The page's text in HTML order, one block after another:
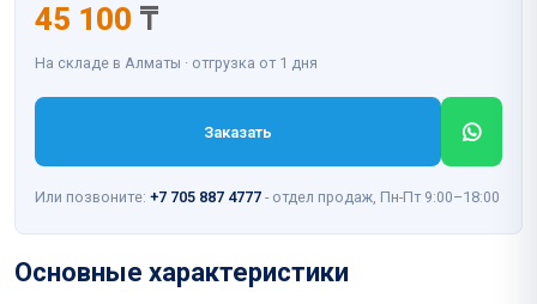
45 100 ₸
На складе в Алматы · отгрузка от 1 дня
Заказать
Или позвоните: +7 705 887 4777 - отдел продаж, Пн-Пт 9:00–18:00
Основные характеристики